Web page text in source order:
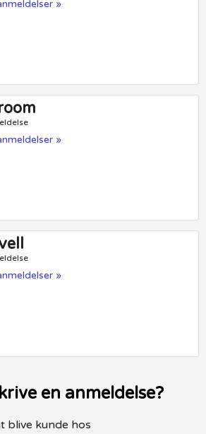
»
»
»
en anmeldelse?
blive kunde hos